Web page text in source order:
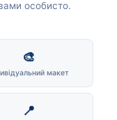
особисто.
🎨
макет
📍